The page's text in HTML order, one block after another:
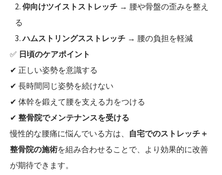
仰向けツイストストレッチ → 腰や骨盤の歪みを整え
る
ハムストリングスストレッチ → 腰の負担を軽減
✅ 日頃のケアポイント
✔ 正しい姿勢を意識する
✔ 長時間同じ姿勢を続けない
✔ 体幹を鍛えて腰を支える力をつける
✔ 整骨院でメンテナンスを受ける
慢性的な腰痛に悩んでいる方は、
自宅でのストレッチ＋
整骨院の施術を組み合わせることで、より効果的に改善
が期待できます。